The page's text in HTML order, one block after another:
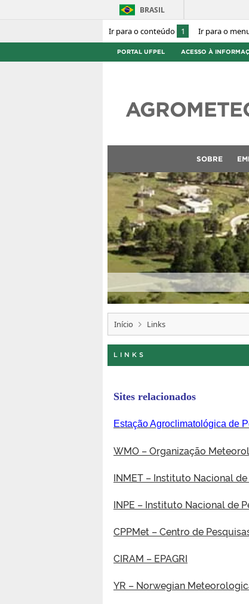
Ir para o conteúdo 1 Ir para o
BRASIL
PORTAL UFPEL ACESSO À
SOBRE
Início Links
LINKS
Sites relacionados
Estação Agroclimatológica de
WMO – Organização
INMET – Instituto Nacional
INPE – Instituto Nacional de
CPPMet – Centro de
CIRAM – EPAGRI
YR – Norwegian